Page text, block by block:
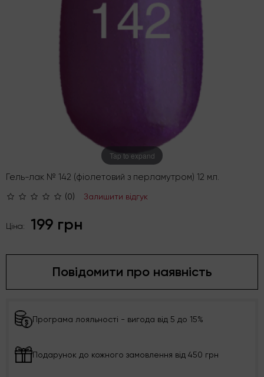
Tap to expand
Гель-лак № 142 (фіолетовий з перламутром) 12 мл.
(0) Залишити відгук
Ціна: 199 грн
Повідомити про наявність
Програма лояльності - вигода від 5 до 15%
Подарунок до кожного замовлення від 450 грн